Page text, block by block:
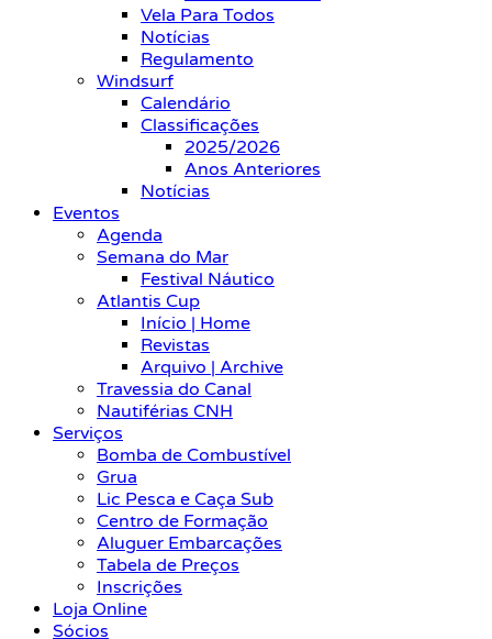
Vela Para Todos
Notícias
Regulamento
Windsurf
Calendário
Classificações
2025/2026
Anos Anteriores
Notícias
Eventos
Agenda
Semana do Mar
Festival Náutico
Atlantis Cup
Início | Home
Revistas
Arquivo | Archive
Travessia do Canal
Nautiférias CNH
Serviços
Bomba de Combustível
Grua
Lic Pesca e Caça Sub
Centro de Formação
Aluguer Embarcações
Tabela de Preços
Inscrições
Loja Online
Sócios